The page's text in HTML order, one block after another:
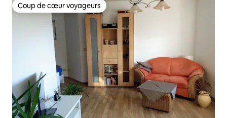
Coup de cœur voyageurs
Coup de cœur voyageurs